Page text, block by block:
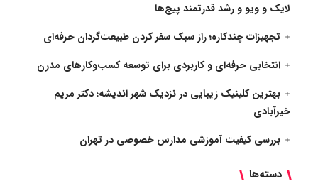
لایک و ویو و رشد قدرتمند پیج‌ها
تجهیزات چندکاره؛ راز سبک سفر کردن طبیعت‌گردان حرفه‌ای
انتخابی حرفه‌ای و کاربردی برای توسعه کسب‌وکارهای مدرن
بهترین کلینیک زیبایی در نزدیک شهر اندیشه؛ دکتر مریم
خیرآبادی
بررسی کیفیت آموزشی مدارس خصوصی در تهران
دسته‌ها